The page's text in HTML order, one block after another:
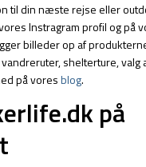
til din næste rejse eller
Instragram profil og på
billeder op af
shelterture, valg
på voresblog.
på